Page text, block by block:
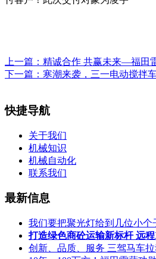
上一篇： 精诚合作 共赢未来—福田
下一篇： 寒潮来袭，三一电动搅拌
快捷导航
关于我们
机械知识
机械自动化
联系我们
最新信息
我们要把聚光灯给到几位小个
打造绿色商砼运输新标杆 远
创新、品质、服务 三驾马车